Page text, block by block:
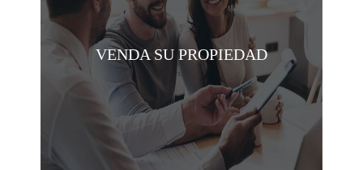
VENDA SU PROPIEDAD